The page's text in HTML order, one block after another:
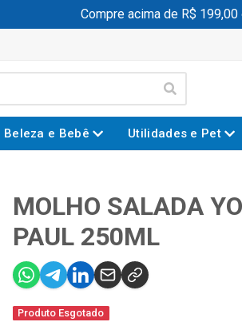
Compre acima de R$ 199,00 e
Beleza e Bebê Utilidades e Pet
MOLHO SALADA
PAUL 250ML
Produto Esgotado